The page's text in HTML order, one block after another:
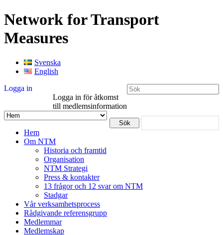
Network for Transport
Measures
Svenska
English
Logga in
Logga in för åtkomst
till medlemsinformation
Hem
Om NTM
Historia och framtid
Organisation
NTM Strategi
Press & kontakter
13 frågor och 12 svar om NTM
Stadgar
Vår verksamhetsprocess
Rådgivande referensgrupp
Medlemmar
Medlemskap